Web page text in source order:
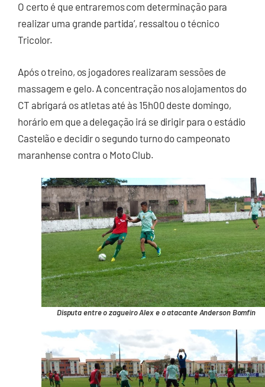
O certo é que entraremos com determinação para
realizar uma grande partida’, ressaltou o técnico
Tricolor.
Após o treino, os jogadores realizaram sessões de
massagem e gelo. A concentração nos alojamentos do
CT abrigará os atletas até às 15h00 deste domingo,
horário em que a delegação irá se dirigir para o estádio
Castelão e decidir o segundo turno do campeonato
maranhense contra o Moto Club.
Disputa entre o zagueiro Alex e o atacante Anderson Bomfin